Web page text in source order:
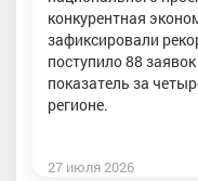
конкурентная
зафиксировали
поступило 88
показатель за
регионе.
27 июля 2026